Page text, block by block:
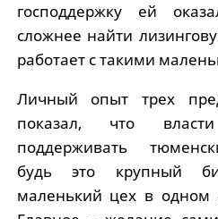
господдержку ей
сложнее найти
работает с такими
Личный опыт трех
показал, что
поддерживать
будь это крупный
маленький цех в одном